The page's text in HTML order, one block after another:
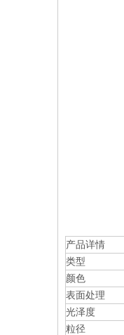
产品详情
类型
颜色
表面处理
光泽度
粒径